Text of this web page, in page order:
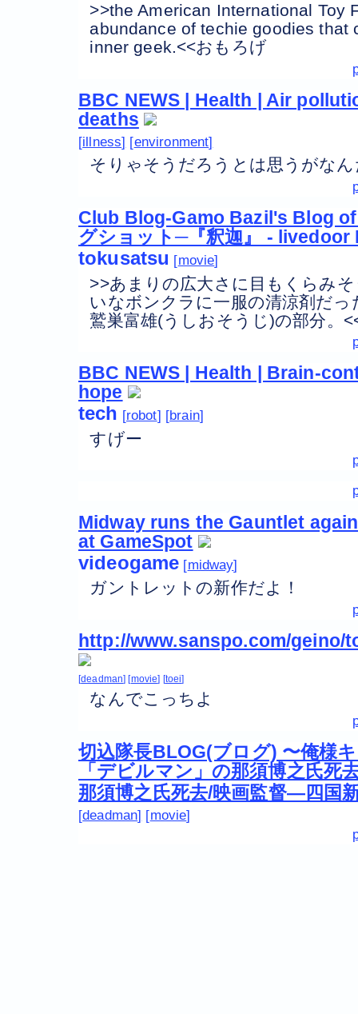
>>the American International Toy
abundance of techie goodies that
inner geek.<<おもろげ
BBC NEWS | Health | Air
deaths
illness environment
そりゃそうだろうとは思うがな
Club Blog-Gamo Bazil's Blog
グショット─『釈迦』 - livedoor
tokusatsu movie
>>あまりの広大さに目もくらみ
いなボンクラに一服の清涼剤だ
鷲巣富雄(うしおそうじ)の部分。
BBC NEWS | Health | Brain-
hope
tech robot brain
すげー
Midway runs the Gauntlet
at GameSpot
videogame midway
ガントレットの新作だよ！
http://www.sanspo.com/geino/
deadman movie toei
なんでこっちよ
切込隊長BLOG(ブログ) 〜俺様
「デビルマン」の那須博之氏死
那須博之氏死去/映画監督―四国
deadman
movie